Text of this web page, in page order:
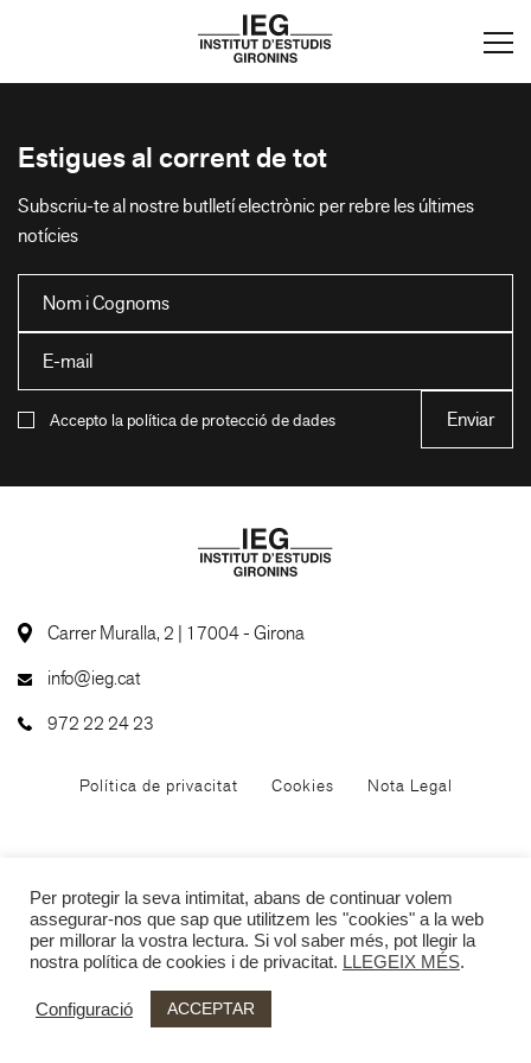
Estigues al corrent de tot
Subscriu-te al nostre butlletí electrònic per rebre les últimes
notícies
Accepto la política de protecció de dades
Carrer Muralla, 2 | 17004 - Girona
info@ieg.cat
972 22 24 23
Política de privacitat Cookies Nota Legal
Per protegir la seva intimitat, abans de continuar volem
assegurar-nos que sap que utilitzem les "cookies" a la web
per millorar la vostra lectura. Si vol saber més, pot llegir la
nostra política de cookies i de privacitat. LLEGEIX MÉS.
Configuració ACCEPTAR